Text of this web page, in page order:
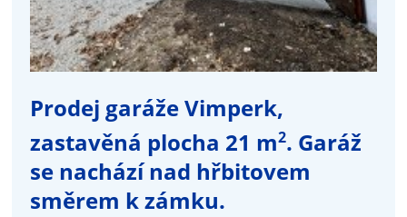
Prodej garáže Vimperk,
zastavěná plocha 21 m2. Garáž
se nachází nad hřbitovem
směrem k zámku.